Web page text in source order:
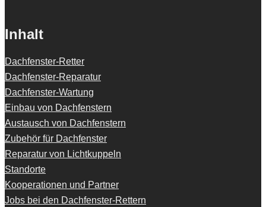
Inhalt
Dachfenster-Retter
Dachfenster-Reparatur
Dachfenster-Wartung
Einbau von Dachfenstern
Austausch von Dachfenstern
Zubehör für Dachfenster
Reparatur von Lichtkuppeln
Standorte
Kooperationen und Partner
Jobs bei den Dachfenster-Rettern